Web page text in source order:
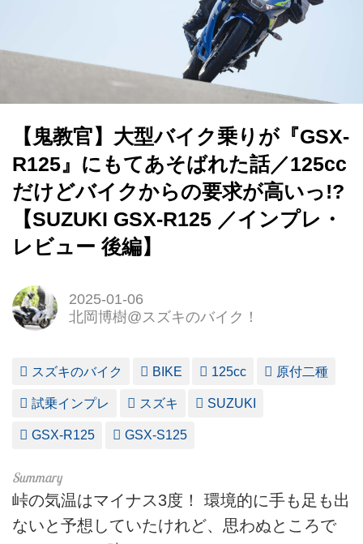
【鬼教官】大型バイク乗りが『GSX-
R125』にもてあそばれた話／125cc
だけどバイクからの要求が高いっ!?
【SUZUKI GSX-R125 ／インプレ・
レビュー 後編】
2025-01-06
北岡博樹@スズキのバイク！
スズキのバイク BIKE 125cc 原付二種
試乗インプレ スズキ SUZUKI
GSX-R125 GSX-S125
峠の気温はマイナス3度！ 環境的に手も足も出
ないと予想していたけれど、思わぬところで